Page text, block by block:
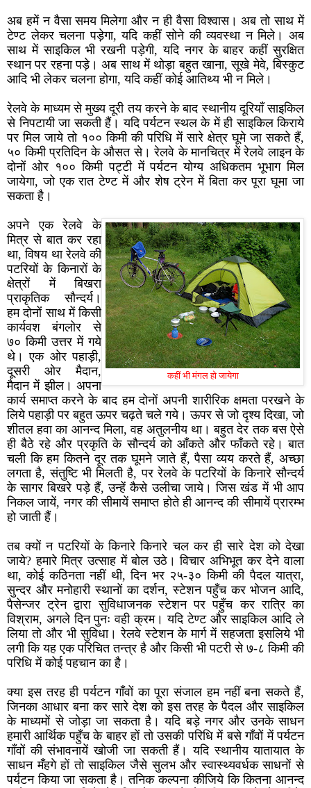
अब हमें न वैसा समय मिलेगा और न ही वैसा विश्वास। अब तो साथ में
टेण्ट लेकर चलना पड़ेगा, यदि कहीं सोने की व्यवस्था न मिले। अब
साथ में साइकिल भी रखनी पड़ेगी, यदि नगर के बाहर कहीं सुरक्षित
स्थान पर रहना पड़े। अब साथ में थोड़ा बहुत खाना, सूखे मेवे, बिस्कुट
आदि भी लेकर चलना होगा, यदि कहीं कोई आतिथ्य भी न मिले।
रेलवे के माध्यम से मुख्य दूरी तय करने के बाद स्थानीय दूरियाँ साइकिल
से निपटायी जा सकती हैं। यदि पर्यटन स्थल के में ही साइकिल किराये
पर मिल जाये तो १०० किमी की परिधि में सारे क्षेत्र घूमे जा सकते हैं,
५० किमी प्रतिदिन के औसत से। रेलवे के मानचित्र में रेलवे लाइन के
दोनों ओर १०० किमी पट्टी में पर्यटन योग्य अधिकतम भूभाग मिल
जायेगा, जो एक रात टेण्ट में और शेष ट्रेन में बिता कर पूरा घूमा जा
सकता है।
कहीं भी मंगल हो जायेगा
अपने एक रेलवे के
मित्र से बात कर रहा
था, विषय था रेलवे की
पटरियों के किनारों के
क्षेत्रों में बिखरा
प्राकृतिक सौन्दर्य।
हम दोनों साथ में किसी
कार्यवश बंगलोर से
७० किमी उत्तर में गये
थे। एक ओर पहाड़ी,
दूसरी ओर मैदान,
मैदान में झील। अपना
कार्य समाप्त करने के बाद हम दोनों अपनी शारीरिक क्षमता परखने के
लिये पहाड़ी पर बहुत ऊपर चढ़ते चले गये। ऊपर से जो दृश्य दिखा, जो
शीतल हवा का आनन्द मिला, वह अतुलनीय था। बहुत देर तक बस ऐसे
ही बैठे रहे और प्रकृति के सौन्दर्य को आँकते और फाँकते रहे। बात
चली कि हम कितने दूर तक घूमने जाते हैं, पैसा व्यय करते हैं, अच्छा
लगता है, संतुष्टि भी मिलती है, पर रेलवे के पटरियों के किनारे सौन्दर्य
के सागर बिखरे पड़े हैं, उन्हें कैसे उलीचा जाये। जिस खंड में भी आप
निकल जायें, नगर की सीमायें समाप्त होते ही आनन्द की सीमायें प्रारम्भ
हो जाती हैं।
तब क्यों न पटरियों के किनारे किनारे चल कर ही सारे देश को देखा
जाये? हमारे मित्र उत्साह में बोल उठे। विचार अभिभूत कर देने वाला
था, कोई कठिनता नहीं थी, दिन भर २५-३० किमी की पैदल यात्रा,
सुन्दर और मनोहारी स्थानों का दर्शन, स्टेशन पहुँच कर भोजन आदि,
पैसेन्जर ट्रेन द्वारा सुविधाजनक स्टेशन पर पहुँच कर रात्रि का
विश्राम, अगले दिन पुनः वही क्रम। यदि टेण्ट और साइकिल आदि ले
लिया तो और भी सुविधा। रेलवे स्टेशन के मार्ग में सहजता इसलिये भी
लगी कि यह एक परिचित तन्त्र है और किसी भी पटरी से ७-८ किमी की
परिधि में कोई पहचान का है।
क्या इस तरह ही पर्यटन गाँवों का पूरा संजाल हम नहीं बना सकते हैं,
जिनका आधार बना कर सारे देश को इस तरह के पैदल और साइकिल
के माध्यमों से जोड़ा जा सकता है। यदि बड़े नगर और उनके साधन
हमारी आर्थिक पहुँच के बाहर हों तो उसकी परिधि में बसे गाँवों में पर्यटन
गाँवों की संभावनायें खोजी जा सकती हैं। यदि स्थानीय यातायात के
साधन मँहगे हों तो साइकिल जैसे सुलभ और स्वास्थ्यवर्धक साधनों से
पर्यटन किया जा सकता है। तनिक कल्पना कीजिये कि कितना आनन्द